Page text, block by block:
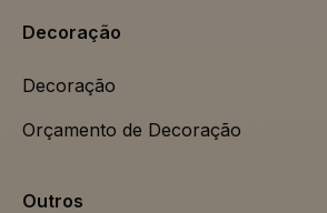
Decoração
Decoração
Orçamento de Decoração
Outros